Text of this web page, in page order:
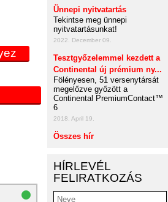
Ünnepi nyitvatartás
Tekintse meg ünnepi
nyitvatartásunkat!
2022. December 09.
Tesztgyőzelemmel kezdett a
Continental új prémium ny...
Fölényesen, 51 versenytársát
megelőzve győzött a
Continental PremiumContact™
6
2018. April 19.
Összes hír
HÍRLEVÉL
FELIRATKOZÁS